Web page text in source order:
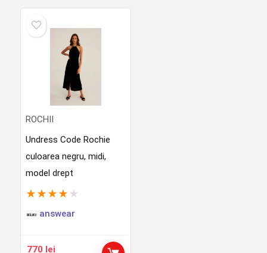
ROCHII
Undress Code Rochie
culoarea negru, midi,
model drept
★ ★ ★ ★ ★
answear
770 lei